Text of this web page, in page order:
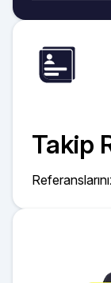
Takip